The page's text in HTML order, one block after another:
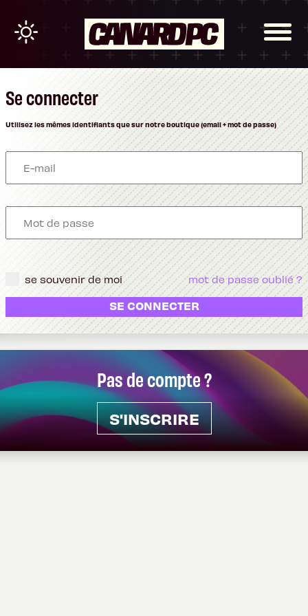
Pas de compte ?
S'INSCRIRE
Se connecter
Utilisez les mêmes identifiants que sur notre boutique (email + mot de passe)
se souvenir de moi mot de passe oublié ?
SE CONNECTER